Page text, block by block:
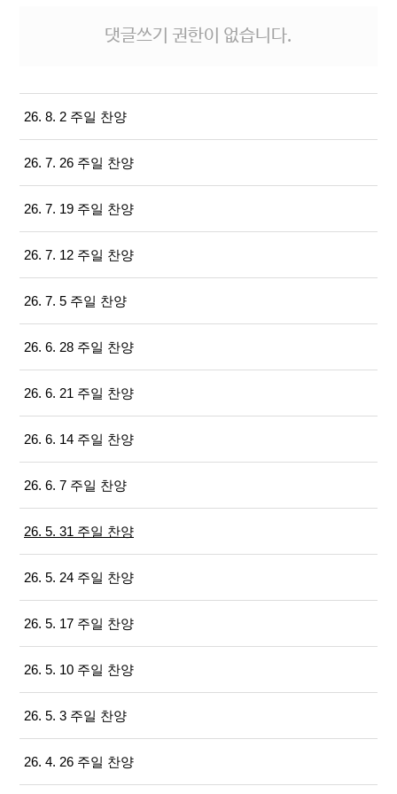
댓글쓰기 권한이 없습니다.
26. 8. 2 주일 찬양
26. 7. 26 주일 찬양
26. 7. 19 주일 찬양
26. 7. 12 주일 찬양
26. 7. 5 주일 찬양
26. 6. 28 주일 찬양
26. 6. 21 주일 찬양
26. 6. 14 주일 찬양
26. 6. 7 주일 찬양
26. 5. 31 주일 찬양
26. 5. 24 주일 찬양
26. 5. 17 주일 찬양
26. 5. 10 주일 찬양
26. 5. 3 주일 찬양
26. 4. 26 주일 찬양